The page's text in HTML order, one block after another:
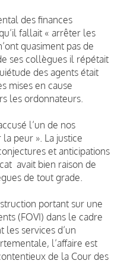
des finances
fallait « arrêter les
quasiment pas de
ses collègues il répétait
des agents était
mises en cause
les ordonnateurs.
l’un de nos
peur ». La justice
et anticipations
avait bien raison de
de tout grade.
portant sur une
(FOVI) dans le cadre
les services d’un
l’affaire est
de la Cour des